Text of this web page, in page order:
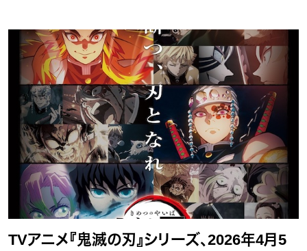
TVアニメ『鬼滅の刃』シリーズ、2026年4月5